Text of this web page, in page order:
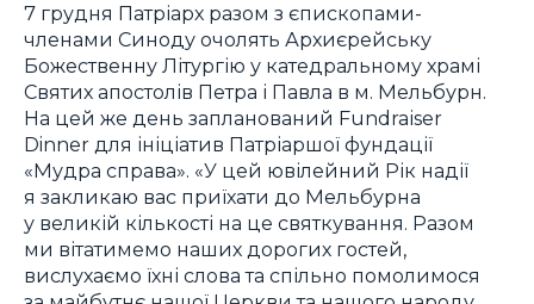
7 грудня Патріарх разом з єпископами-
членами Синоду очолять Архиєрейську
Божественну Літургію у катедральному храмі
Святих апостолів Петра і Павла в м. Мельбурн.
На цей же день запланований Fundraiser
Dinner для ініціатив Патріаршої фундації
«Мудра справа». «У цей ювілейний Рік надії
я закликаю вас приїхати до Мельбурна
у великій кількості на це святкування. Разом
ми вітатимемо наших дорогих гостей,
вислухаємо їхні слова та спільно помолимося